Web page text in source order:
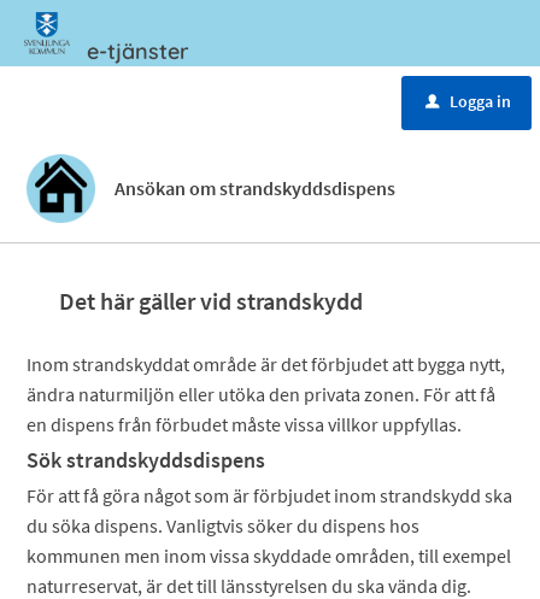
e-tjänster
u Logga in
Ansökan om strandskyddsdispens
Det här gäller vid strandskydd
Inom strandskyddat område är det förbjudet att bygga nytt,
ändra naturmiljön eller utöka den privata zonen. För att få
en dispens från förbudet måste vissa villkor uppfyllas.
Sök strandskyddsdispens
För att få göra något som är förbjudet inom strandskydd ska
du söka dispens. Vanligtvis söker du dispens hos
kommunen men inom vissa skyddade områden, till exempel
naturreservat, är det till länsstyrelsen du ska vända dig.